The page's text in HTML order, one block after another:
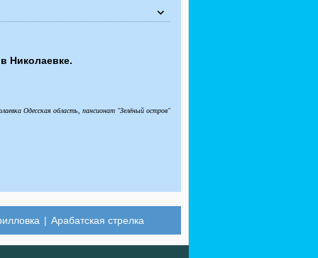
Николаевке.
Одесская область, пансионат "Зелёный остров"
| Арабатская стрелка